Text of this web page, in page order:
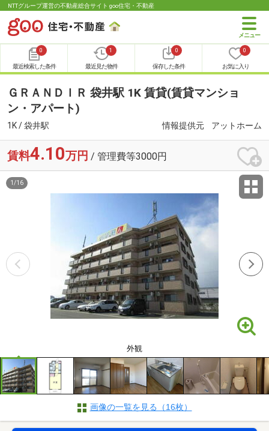
NTTグループ運営の不動産総合サイト goo住宅・不動産
0
最近検索した条件
1
最近見た物件
0
保存した条件
0
お気に入り
ＧＲＡＮＤＩＲ 袋井駅 1K 賃貸(賃貸マンショ
ン・アパート)
1K / 袋井駅 情報提供元 アットホーム
賃料4.10万円 / 管理費等3000円
外観
1 /16
画像の一覧を見る（16枚）